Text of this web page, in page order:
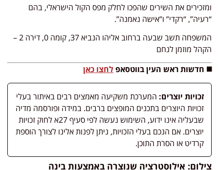
ומזכירים את השירים שהפכו לחלק מפס הקול הישראלי, בהם
“רעיה”, “רקדי” ו”אישה נאמנה”.
המשפחה תשב שבעה ברחוב אליהו הנביא 37, קומה 0, דירה 2 –
הקהל מוזמן לנחם
◼️ חדשות ראש העין בווטסאפלחצו כאן
זכויות יוצרים: המערכת משקיעה מאמצים רבים באיתור בעלי
זכויות היוצרים בתכנים המופצים ברבים. במידה ופורסמה מדיה
שבעליה אינו ידוע, השימוש נעשה לפי סעיף 27א לחוק זכויות
יוצרים. אם הנכם בעלי הזכויות, ניתן לפנות אלינו לצורך הוספת
קרדיט או הסרת התוכן.
צילום: אילוסטרציה שנוצרה באמצעות בינה